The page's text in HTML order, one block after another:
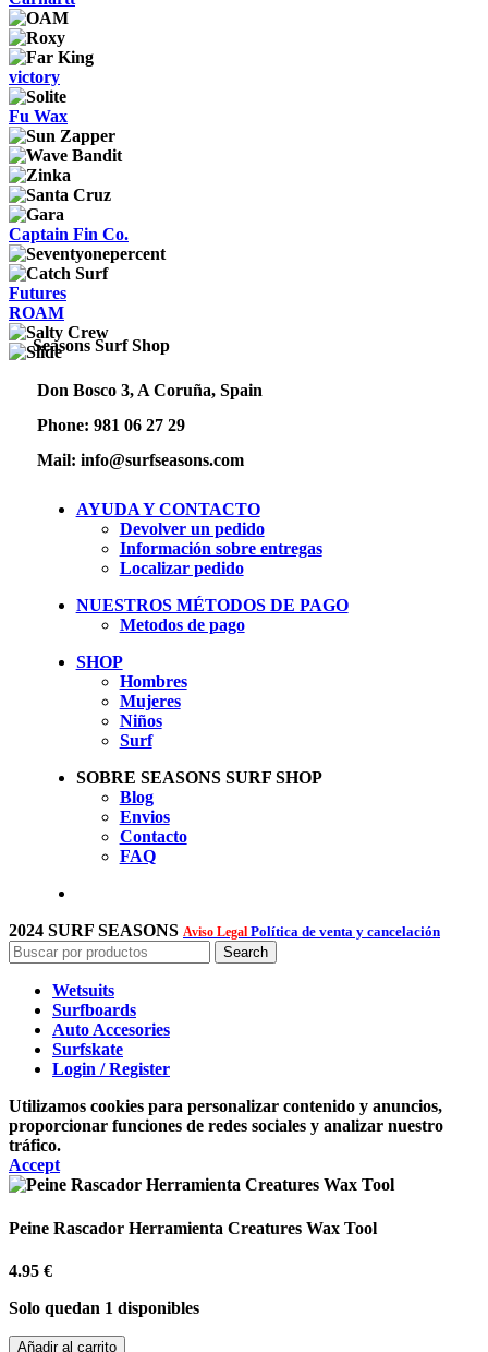
victory
Fu Wax
Captain Fin Co.
Futures
ROAM
Seasons Surf Shop
Don Bosco 3, A Coruña, Spain
Phone: 981 06 27 29
Mail: info@surfseasons.com
AYUDA Y CONTACTO
Devolver un pedido
Información sobre entregas
Localizar pedido
NUESTROS MÉTODOS DE PAGO
Metodos de pago
SHOP
Hombres
Mujeres
Niños
Surf
SOBRE SEASONS SURF SHOP
Blog
Envios
Contacto
FAQ
2024 SURF SEASONS Aviso Legal Política de venta y cancelación
Search
Wetsuits
Surfboards
Auto Accesories
Surfskate
Login / Register
Utilizamos cookies para personalizar contenido y anuncios,
proporcionar funciones de redes sociales y analizar nuestro
tráfico.
Accept
Peine Rascador Herramienta Creatures Wax Tool
4.95 €
Solo quedan 1 disponibles
Peine
Añadir al carrito